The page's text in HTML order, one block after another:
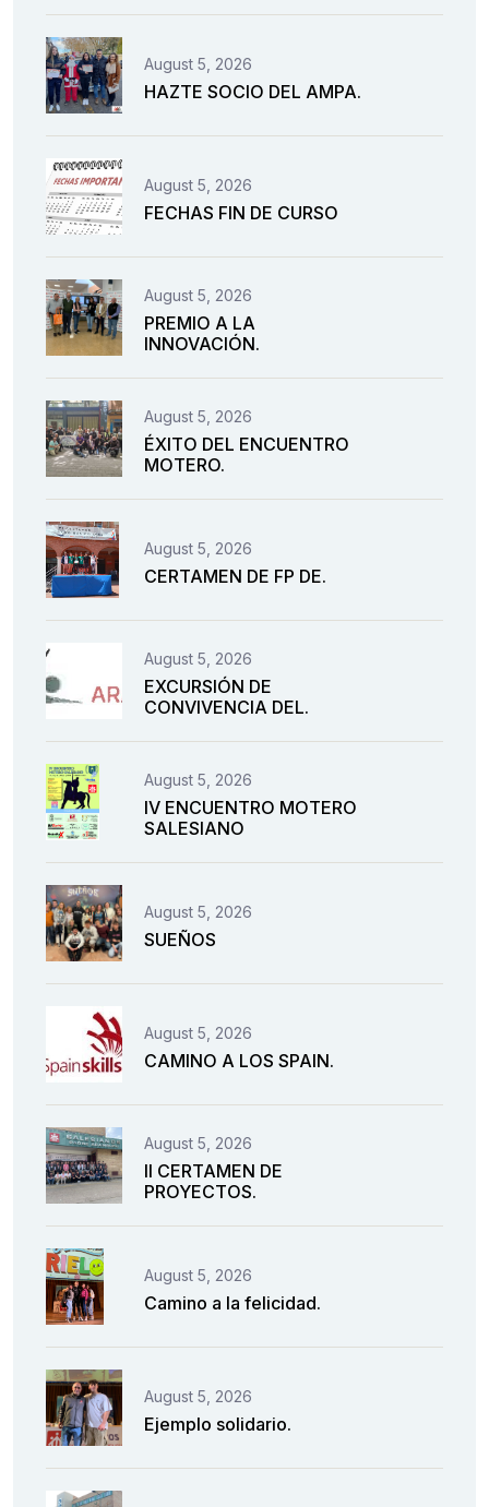
August 5, 2026
HAZTE SOCIO DEL AMPA.
August 5, 2026
FECHAS FIN DE CURSO
August 5, 2026
PREMIO A LA
INNOVACIÓN.
August 5, 2026
ÉXITO DEL ENCUENTRO
MOTERO.
August 5, 2026
CERTAMEN DE FP DE.
August 5, 2026
EXCURSIÓN DE
CONVIVENCIA DEL.
August 5, 2026
IV ENCUENTRO MOTERO
SALESIANO
August 5, 2026
SUEÑOS
August 5, 2026
CAMINO A LOS SPAIN.
August 5, 2026
II CERTAMEN DE
PROYECTOS.
August 5, 2026
Camino a la felicidad.
August 5, 2026
Ejemplo solidario.